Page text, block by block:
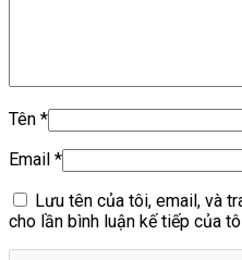
Tên *
Email *
Lưu tên của tôi, email, và
cho lần bình luận kế tiếp của